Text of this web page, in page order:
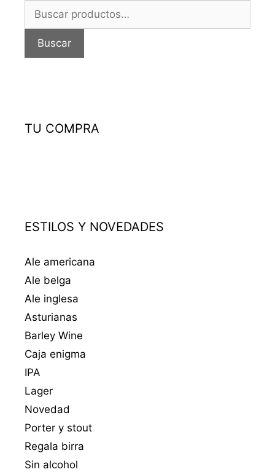
Buscar
Buscar
TU COMPRA
ESTILOS Y NOVEDADES
Ale americana
Ale belga
Ale inglesa
Asturianas
Barley Wine
Caja enigma
IPA
Lager
Novedad
Porter y stout
Regala birra
Sin alcohol